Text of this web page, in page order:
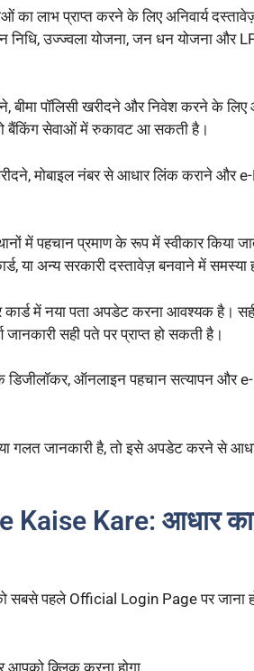
का लाभ प्राप्त करने के लिए अनिवार्य
निधि, उज्ज्वला योजना, जन धन योजना और
बीमा पॉलिसी खरीदने और निवेश करने के लिए
बैंकिंग सेवाओं में रुकावट आ सकती है।
मोबाइल नंबर से आधार लिंक कराने और e-
में पहचान प्रमाण के रूप में स्वीकार किया
या अन्य सरकारी दस्तावेज़ बनवाने में
में नया पता अपडेट करना आवश्यक है।
सही पते पर प्राप्त हो सकती है।
ऑनलाइन पहचान सत्यापन और e-
या गलत जानकारी है, तो इसे अपडेट करने से
Kare: आधार
पहले Official Login Page पर जाना
क्लिक करना होगा.